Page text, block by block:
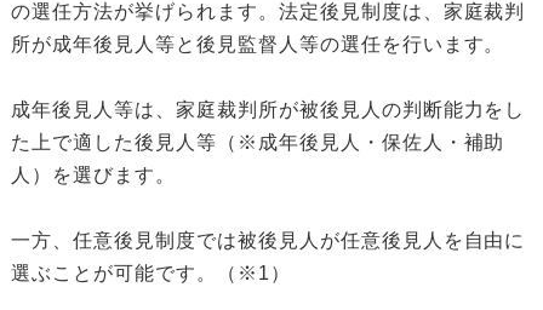
の選任方法が挙げられます。法定後見制度は、家庭裁判
所が成年後見人等と後見監督人等の選任を行います。
成年後見人等は、家庭裁判所が被後見人の判断能力をし
た上で適した後見人等（※成年後見人・保佐人・補助
人）を選びます。
一方、任意後見制度では被後見人が任意後見人を自由に
選ぶことが可能です。（※1）